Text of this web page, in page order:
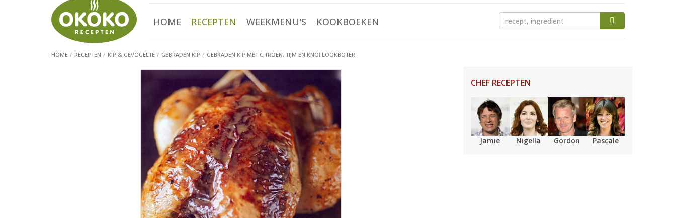
HOME RECEPTEN WEEKMENU'S KOOKBOEKEN
HOME RECEPTEN KIP & GEVOGELTE GEBRADEN KIP GEBRADEN KIP MET CITROEN, TIJM EN KNOFLOOKBOTER
CHEF RECEPTEN
Jamie Nigella Gordon Pascale